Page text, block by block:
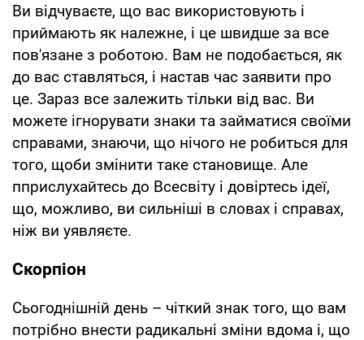
Ви відчуваєте, що вас використовують і
приймають як належне, і це швидше за все
пов'язане з роботою. Вам не подобається, як
до вас ставляться, і настав час заявити про
це. Зараз все залежить тільки від вас. Ви
можете ігнорувати знаки та займатися своїми
справами, знаючи, що нічого не робиться для
того, щоби змінити таке становище. Але
пприслухайтесь до Всесвіту і довіртесь ідеї,
що, можливо, ви сильніші в словах і справах,
ніж ви уявляєте.
Скорпіон
Сьогоднішній день – чіткий знак того, що вам
потрібно внести радикальні зміни вдома і, що